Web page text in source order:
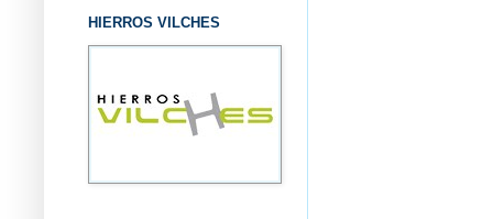
HIERROS VILCHES